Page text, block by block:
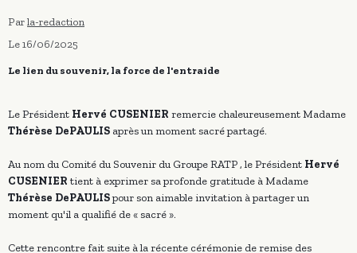
Parla-redaction
Le 16/06/2025
Le lien du souvenir, la force de l'entraide
Le Président Hervé CUSENIER remercie chaleureusement Madame
Thérèse DePAULIS après un moment sacré partagé.
Au nom du Comité du Souvenir du Groupe RATP , le Président Hervé
CUSENIER tient à exprimer sa profonde gratitude à Madame
Thérèse DePAULISpour son aimable invitation à partager un
moment qu'il a qualifié de « sacré ».
Cette rencontre fait suite à la récente cérémonie de remise des